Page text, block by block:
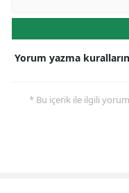
Yorum yazma
* Bu içerik ile ilgili